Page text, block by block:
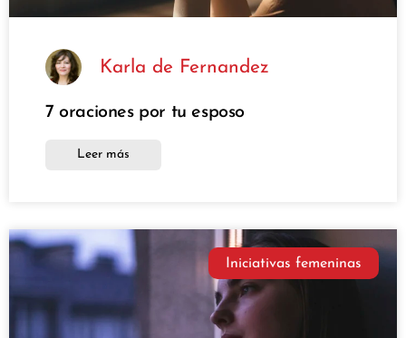
Karla de Fernandez
7 oraciones por tu esposo
Leer más
Iniciativas femeninas